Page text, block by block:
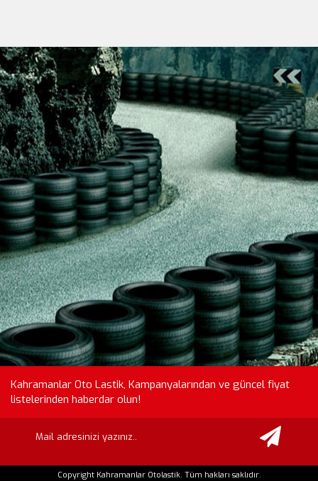
Kahramanlar Oto Lastik, Kampanyalarından ve güncel fiyat
listelerinden haberdar olun!
Copyright Kahramanlar Otolastik. Tüm hakları saklıdır.